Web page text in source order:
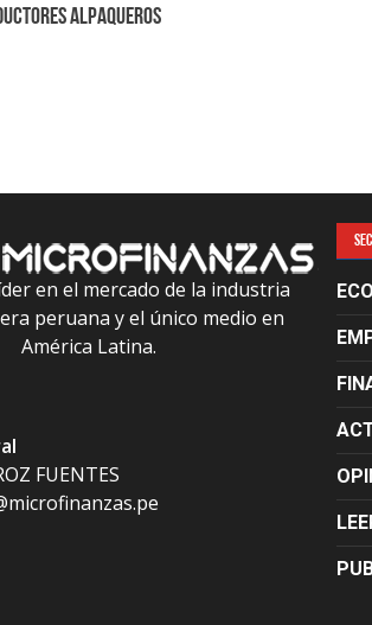
alpaqueros
en el mercado de la industria
peruana y el único medio en
América Latina.
FUENTES